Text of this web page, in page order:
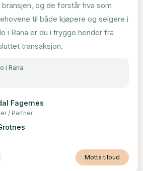
og de forstår hva som
til både kjøpere og selgere i
i Rana er du i trygge hender fra
transaksjon.
i Rana
Fagernes
/ Partner
Motta tilbud